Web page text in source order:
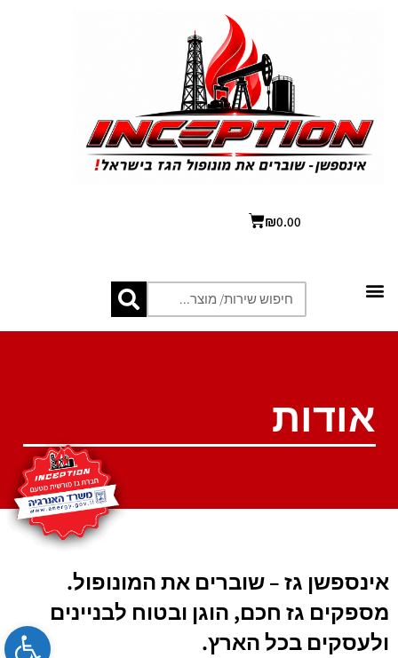
₪0.00
אודות
אינספשן גז – שוברים את המונופול.
מספקים גז חכם, הוגן ובטוח לבניינים
ולעסקים בכל הארץ.